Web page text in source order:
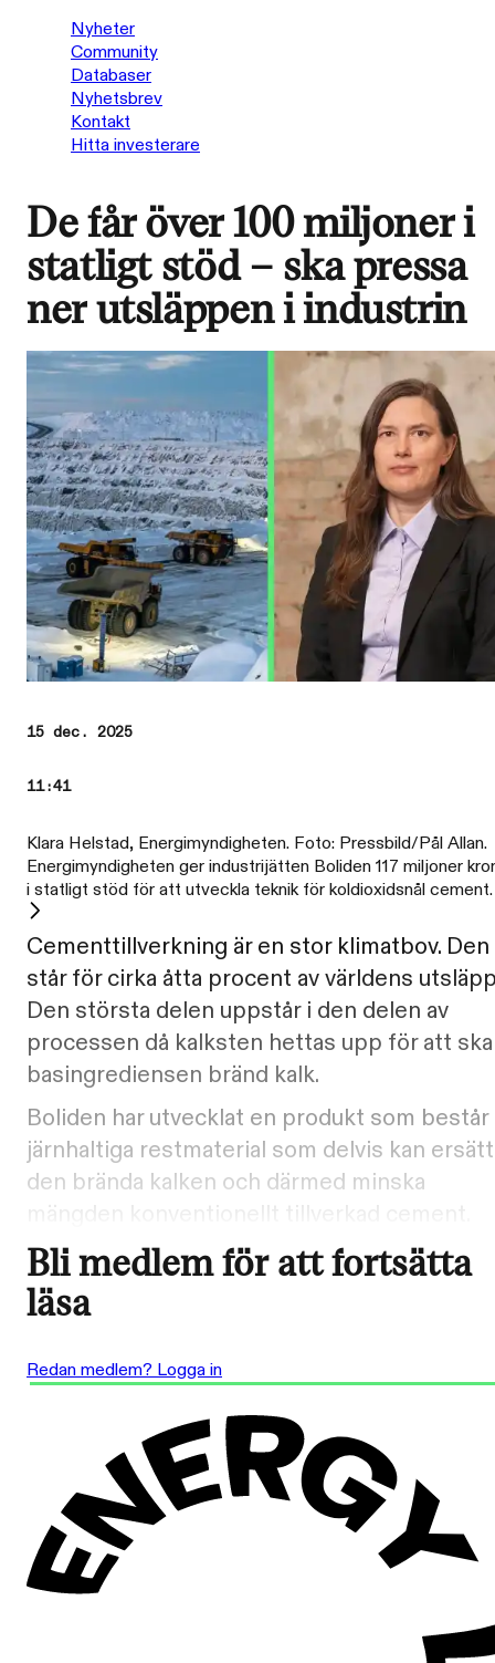
Nyheter
Community
Databaser
Nyhetsbrev
Kontakt
Hitta investerare
De får över 100 miljoner i
statligt stöd – ska pressa
ner utsläppen i industrin
15 dec. 2025
11:41
Klara Helstad, Energimyndigheten. Foto: Pressbild/Pål Allan.
Energimyndigheten ger industrijätten Boliden 117 miljoner
i statligt stöd för att utveckla teknik för koldioxidsnål cement.
Cementtillverkning är en stor klimatbov. Den
står för cirka åtta procent av världens
Den största delen uppstår i den delen av
processen då kalksten hettas upp för att
basingrediensen bränd kalk.
Boliden har utvecklat en produkt som består
järnhaltiga restmaterial som delvis kan
den brända kalken och därmed minska
Bli medlem för att fortsätta
läsa
Redan medlem? Logga in